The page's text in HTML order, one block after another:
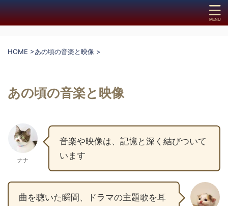
HOME >あの頃の音楽と映像 >
あの頃の音楽と映像
ナナ
音楽や映像は、記憶と深く結びついて
います
曲を聴いた瞬間、ドラマの主題歌を耳